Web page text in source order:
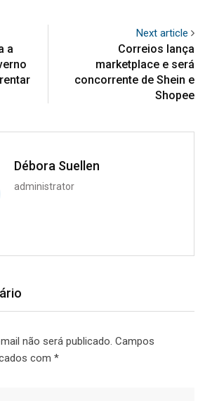
a
Next article
Correios lança
marketplace e será
concorrente de Shein e
Shopee
Débora Suellen
administrator
não será publicado. Campos
com *